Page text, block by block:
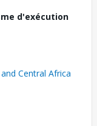
d'exécution
Central Africa